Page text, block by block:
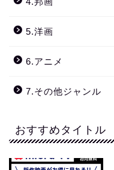
5.洋画
6.アニメ
7.その他ジャンル
おすすめタイトル